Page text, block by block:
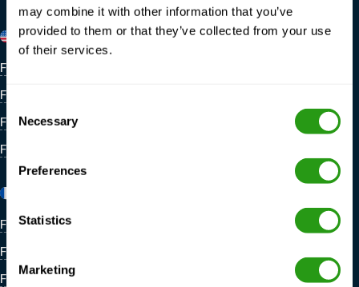
may combine it with other information that you’ve
provided to them or that they’ve collected from your use
of their services.
Consent
Selection
Necessary
Preferences
Statistics
Marketing
Estados Unidos
FMTC M&A New Iberia
FMTC M&A Houma
FMTC M&A Houston
FMTC M&A Lafayette
Bélgica
FMTC Dunkerque
FMTC Rennes
FMTC Marsella
FMTC Schiphol Amsterdam